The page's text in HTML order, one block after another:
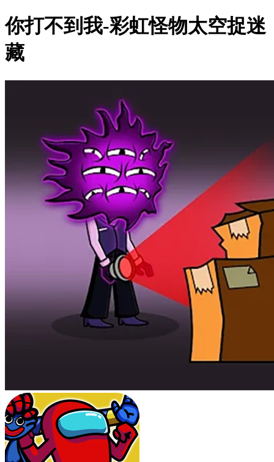
你打不到我-彩虹怪物太空捉迷
藏